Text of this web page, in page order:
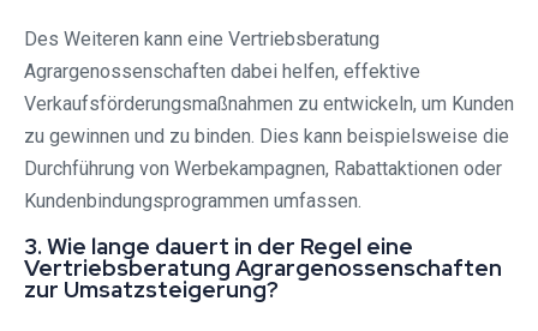
Des Weiteren kann eine Vertriebsberatung
Agrargenossenschaften dabei helfen, effektive
Verkaufsförderungsmaßnahmen zu entwickeln, um Kunden
zu gewinnen und zu binden. Dies kann beispielsweise die
Durchführung von Werbekampagnen, Rabattaktionen oder
Kundenbindungsprogrammen umfassen.
3. Wie lange dauert in der Regel eine
Vertriebsberatung Agrargenossenschaften
zur Umsatzsteigerung?